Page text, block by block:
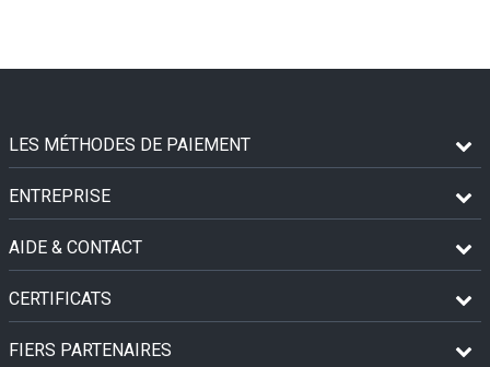
LES MÉTHODES DE PAIEMENT
ENTREPRISE
AIDE & CONTACT
CERTIFICATS
FIERS PARTENAIRES